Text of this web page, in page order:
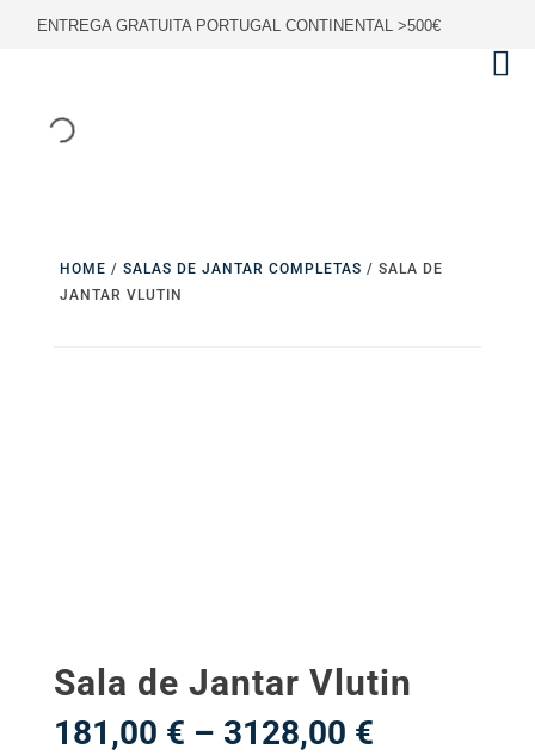
ENTREGA GRATUITA PORTUGAL CONTINENTAL >500€
HOME / SALAS DE JANTAR COMPLETAS / SALA DE
JANTAR VLUTIN
Sala de Jantar Vlutin
181,00 € – 3128,00 €Price